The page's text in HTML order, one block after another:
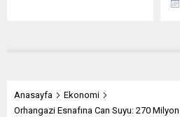
Anasayfa
Ekonomi
Orhangazi Esnafına Can Suyu: 270